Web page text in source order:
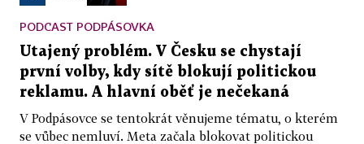
PODCAST PODPÁSOVKA
Utajený problém. V Česku se chystají
první volby, kdy sítě blokují politickou
reklamu. A hlavní oběť je nečekaná
V Podpásovce se tentokrát věnujeme tématu, o kterém
se vůbec nemluví. Meta začala blokovat politickou